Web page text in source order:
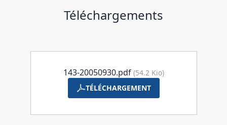
Téléchargements
143-20050930.pdf (54.2 Kio)
TÉLÉCHARGEMENT